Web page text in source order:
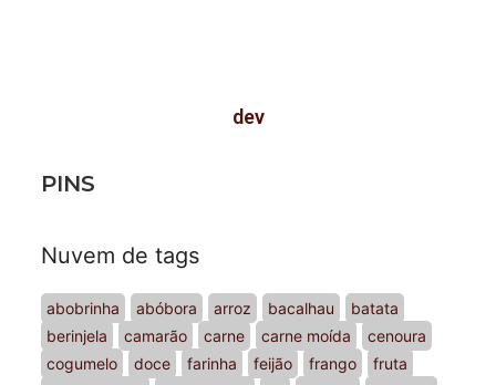
dev
PINS
Nuvem de tags
abobrinha abóbora arroz bacalhau
batata
berinjela
camarão carne carne moída
cenoura
cogumelo
doce farinha feijão frango
fruta